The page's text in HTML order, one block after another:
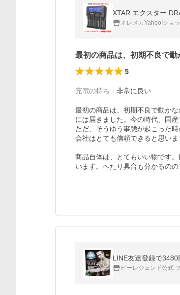
XTAR エクスター
オレメカYahoo!ショ
最初の商品は、初期不良で
5
充電の持ち ： 非常に良い
最初の商品は、初期不良で動か
には届きました。今の時代、国
ただ、そうゆう事態が起こった
会社はとても信頼できると思い
商品自体は、とてもいい物です
います。へたり具合も分かるのの
LINE友達登録で
ビーレジェンド公式